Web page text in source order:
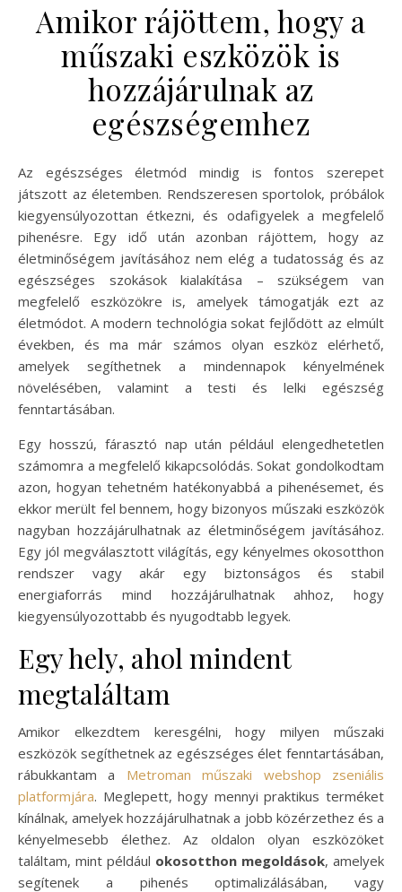
Amikor rájöttem, hogy a
műszaki eszközök is
hozzájárulnak az
egészségemhez
Az egészséges életmód mindig is fontos szerepet
játszott az életemben. Rendszeresen sportolok, próbálok
kiegyensúlyozottan étkezni, és odafigyelek a megfelelő
pihenésre. Egy idő után azonban rájöttem, hogy az
életminőségem javításához nem elég a tudatosság és az
egészséges szokások kialakítása – szükségem van
megfelelő eszközökre is, amelyek támogatják ezt az
életmódot. A modern technológia sokat fejlődött az elmúlt
években, és ma már számos olyan eszköz elérhető,
amelyek segíthetnek a mindennapok kényelmének
növelésében, valamint a testi és lelki egészség
fenntartásában.
Egy hosszú, fárasztó nap után például elengedhetetlen
számomra a megfelelő kikapcsolódás. Sokat gondolkodtam
azon, hogyan tehetném hatékonyabbá a pihenésemet, és
ekkor merült fel bennem, hogy bizonyos műszaki eszközök
nagyban hozzájárulhatnak az életminőségem javításához.
Egy jól megválasztott világítás, egy kényelmes okosotthon
rendszer vagy akár egy biztonságos és stabil
energiaforrás mind hozzájárulhatnak ahhoz, hogy
kiegyensúlyozottabb és nyugodtabb legyek.
Egy hely, ahol mindent
megtaláltam
Amikor elkezdtem keresgélni, hogy milyen műszaki
eszközök segíthetnek az egészséges élet fenntartásában,
rábukkantam a Metroman műszaki webshop zseniális
platformjára. Meglepett, hogy mennyi praktikus terméket
kínálnak, amelyek hozzájárulhatnak a jobb közérzethez és a
kényelmesebb élethez. Az oldalon olyan eszközöket
találtam, mint például okosotthon megoldások, amelyek
segítenek a pihenés optimalizálásában, vagy